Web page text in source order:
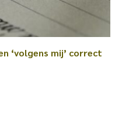
‘volgens mij’ correct